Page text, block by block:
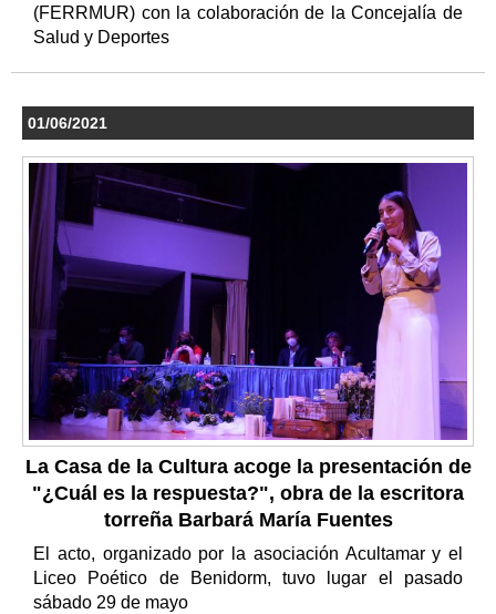
(FERRMUR) con la colaboración de la Concejalía de
Salud y Deportes
01/06/2021
La Casa de la Cultura acoge la presentación de
"¿Cuál es la respuesta?", obra de la escritora
torreña Barbará María Fuentes
El acto, organizado por la asociación Acultamar y el
Liceo Poético de Benidorm, tuvo lugar el pasado
sábado 29 de mayo